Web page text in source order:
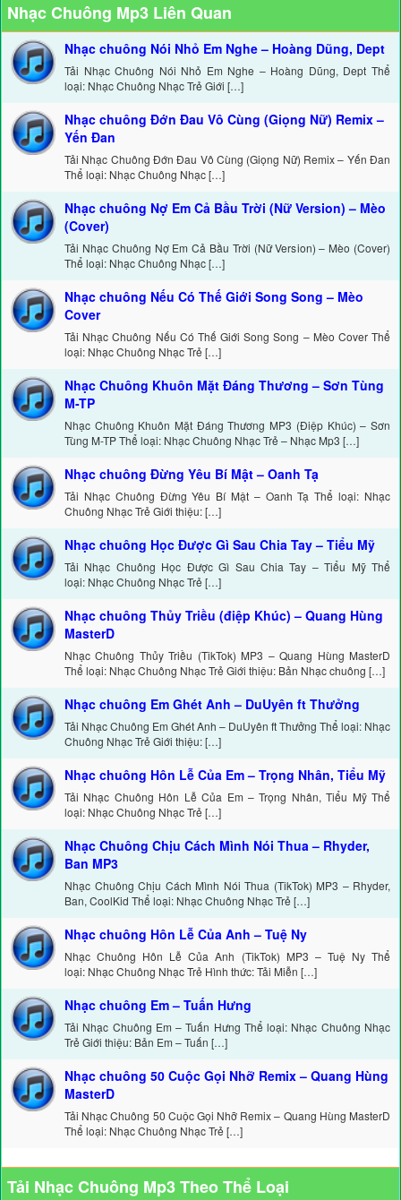
Nhạc Chuông Mp3 Liên Quan
Nhạc chuông Nói Nhỏ Em Nghe – Hoàng Dũng, Dept
Tải Nhạc Chuông Nói Nhỏ Em Nghe – Hoàng Dũng, Dept Thể
loại: Nhạc Chuông Nhạc Trẻ Giới […]
Nhạc chuông Đớn Đau Vô Cùng (Giọng Nữ) Remix –
Yến Đan
Tải Nhạc Chuông Đớn Đau Vô Cùng (Giọng Nữ) Remix – Yến Đan
Thể loại: Nhạc Chuông Nhạc […]
Nhạc chuông Nợ Em Cả Bầu Trời (Nữ Version) – Mèo
(Cover)
Tải Nhạc Chuông Nợ Em Cả Bầu Trời (Nữ Version) – Mèo (Cover)
Thể loại: Nhạc Chuông Nhạc […]
Nhạc chuông Nếu Có Thế Giới Song Song – Mèo
Cover
Tải Nhạc Chuông Nếu Có Thế Giới Song Song – Mèo Cover Thể
loại: Nhạc Chuông Nhạc Trẻ […]
Nhạc Chuông Khuôn Mặt Đáng Thương – Sơn Tùng
M-TP
Nhạc Chuông Khuôn Mặt Đáng Thương MP3 (Điệp Khúc) – Sơn
Tùng M-TP Thể loại: Nhạc Chuông Nhạc Trẻ – Nhạc Mp3 […]
Nhạc chuông Đừng Yêu Bí Mật – Oanh Tạ
Tải Nhạc Chuông Đừng Yêu Bí Mật – Oanh Tạ Thể loại: Nhạc
Chuông Nhạc Trẻ Giới thiệu: […]
Nhạc chuông Học Được Gì Sau Chia Tay – Tiểu Mỹ
Tải Nhạc Chuông Học Được Gì Sau Chia Tay – Tiểu Mỹ Thể
loại: Nhạc Chuông Nhạc Trẻ […]
Nhạc chuông Thủy Triều (điệp Khúc) – Quang Hùng
MasterD
Nhạc Chuông Thủy Triều (TikTok) MP3 – Quang Hùng MasterD
Thể loại: Nhạc Chuông Nhạc Trẻ Giới thiệu: Bản Nhạc chuông […]
Nhạc chuông Em Ghét Anh – DuUyên ft Thưởng
Tải Nhạc Chuông Em Ghét Anh – DuUyên ft Thưởng Thể loại: Nhạc
Chuông Nhạc Trẻ Giới thiệu: […]
Nhạc chuông Hôn Lễ Của Em – Trọng Nhân, Tiểu Mỹ
Tải Nhạc Chuông Hôn Lễ Của Em – Trọng Nhân, Tiểu Mỹ Thể
loại: Nhạc Chuông Nhạc Trẻ […]
Nhạc Chuông Chịu Cách Mình Nói Thua – Rhyder,
Ban MP3
Nhạc Chuông Chịu Cách Mình Nói Thua (TikTok) MP3 – Rhyder,
Ban, CoolKid Thể loại: Nhạc Chuông Nhạc Trẻ […]
Nhạc chuông Hôn Lễ Của Anh – Tuệ Ny
Nhạc Chuông Hôn Lễ Của Anh (TikTok) MP3 – Tuệ Ny Thể
loại: Nhạc Chuông Nhạc Trẻ Hình thức: Tải Miễn […]
Nhạc chuông Em – Tuấn Hưng
Tải Nhạc Chuông Em – Tuấn Hưng Thể loại: Nhạc Chuông Nhạc
Trẻ Giới thiệu: Bản Em – Tuấn […]
Nhạc chuông 50 Cuộc Gọi Nhỡ Remix – Quang Hùng
MasterD
Tải Nhạc Chuông 50 Cuộc Gọi Nhỡ Remix – Quang Hùng MasterD
Thể loại: Nhạc Chuông Nhạc Trẻ […]
Tải Nhạc Chuông Mp3 Theo Thể Loại